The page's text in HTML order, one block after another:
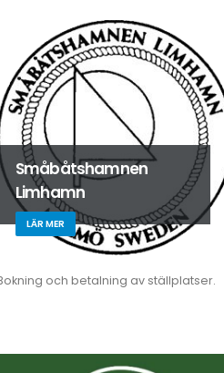
Småbåtshamnen
Limhamn
LÄR MER
och betalning av ställplatser.